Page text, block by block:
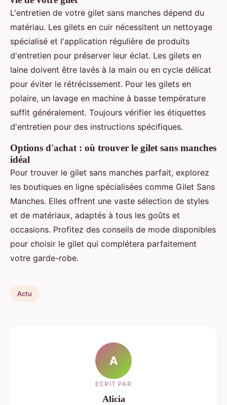
L'entretien de votre gilet sans manches dépend du
matériau. Les gilets en cuir nécessitent un nettoyage
spécialisé et l'application régulière de produits
d'entretien pour préserver leur éclat. Les gilets en
laine doivent être lavés à la main ou en cycle délicat
pour éviter le rétrécissement. Pour les gilets en
polaire, un lavage en machine à basse température
suffit généralement. Toujours vérifier les étiquettes
d'entretien pour des instructions spécifiques.
Options d'achat : où trouver le gilet sans manches
idéal
Pour trouver le gilet sans manches parfait, explorez
les boutiques en ligne spécialisées comme Gilet Sans
Manches. Elles offrent une vaste sélection de styles
et de matériaux, adaptés à tous les goûts et
occasions. Profitez des conseils de mode disponibles
pour choisir le gilet qui complétera parfaitement
votre garde-robe.
Actu
A
ECRIT PAR
Alicia